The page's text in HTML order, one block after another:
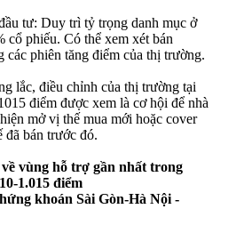
tư: Duy trì tỷ trọng danh mục ở
cổ phiếu. Có thể xem xét bán
các phiên tăng điểm của thị trường.
lắc, điều chỉnh của thị trường tại
điểm được xem là cơ hội để nhà
mở vị thế mua mới hoặc cover
đã bán trước đó.
vùng hỗ trợ gần nhất trong
1.015 điểm
khoán Sài Gòn-Hà Nội -